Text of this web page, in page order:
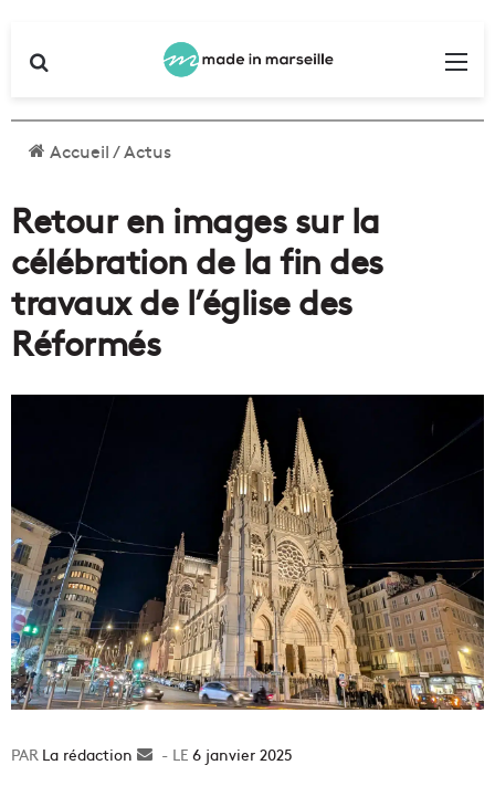
Accueil/Actus
Retour en images sur la
célébration de la fin des
travaux de l’église des
Réformés
La rédaction
Envoyer6 janvier 2025